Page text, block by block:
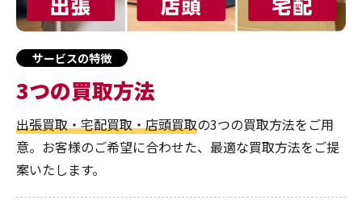
サービスの特徴
3つの買取方法
出張買取・宅配買取・店頭買取の3つの買取方法をご用
意。お客様のご希望に合わせた、最適な買取方法をご提
案いたします。